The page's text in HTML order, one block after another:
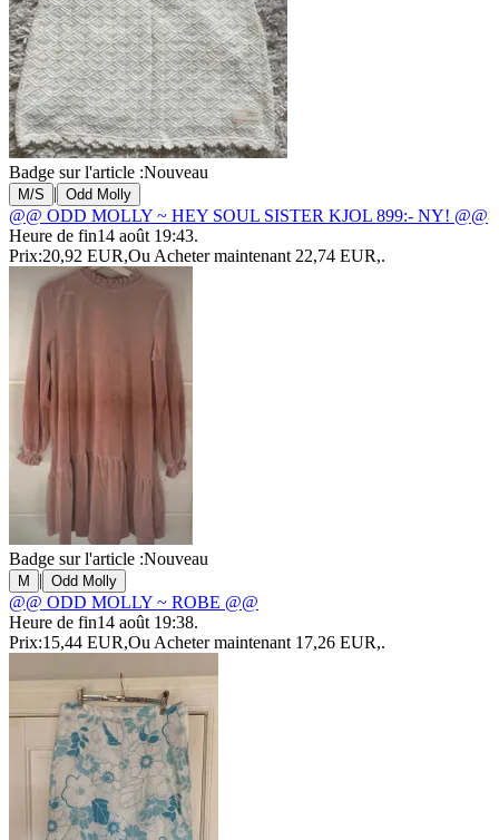
Badge sur l'article :Nouveau
M/S | Odd Molly
@@ ODD MOLLY ~ HEY SOUL SISTER KJOL 899:- NY! @@
Heure de fin14 août 19:43.
Prix:20,92 EUR,Ou Acheter maintenant 22,74 EUR,.
Badge sur l'article :Nouveau
M | Odd Molly
@@ ODD MOLLY ~ ROBE @@
Heure de fin14 août 19:38.
Prix:15,44 EUR,Ou Acheter maintenant 17,26 EUR,.